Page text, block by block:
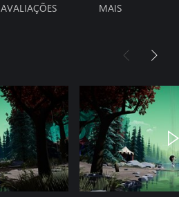
AVALIAÇÕES MAIS